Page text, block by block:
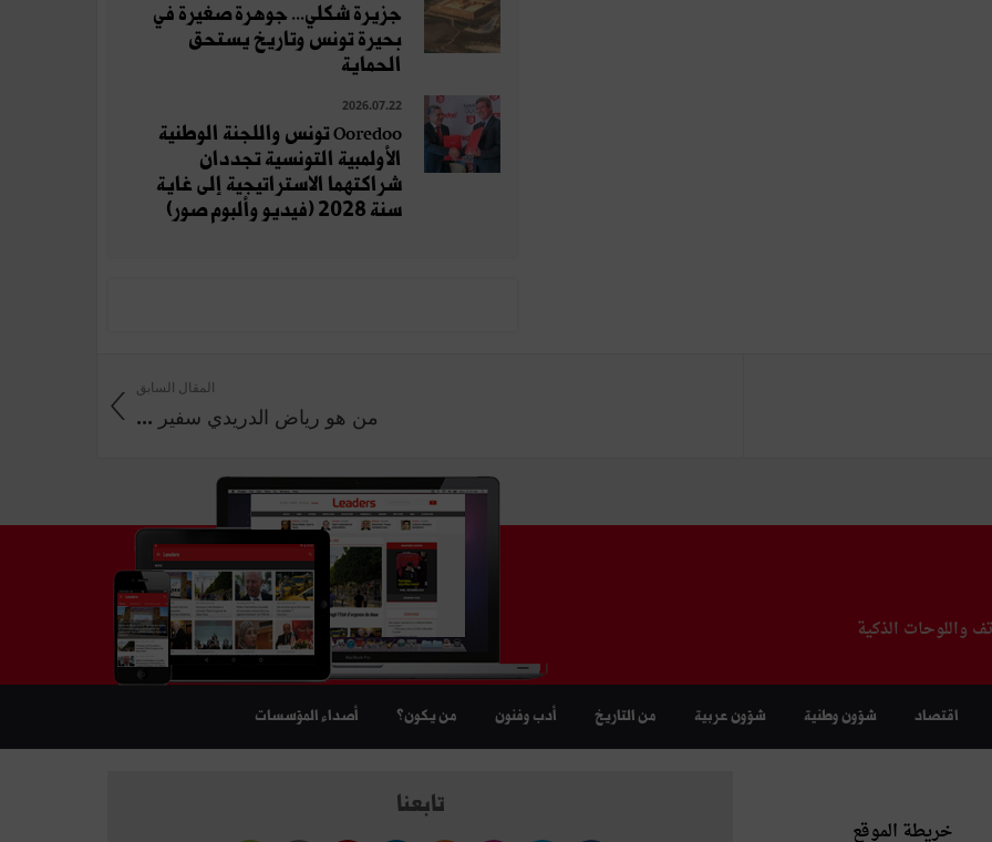
جزيرة شكلي... جوهرة صغيرة في
بحيرة تونس وتاريخ يستحق
الحماية
2026.07.22
Ooredoo تونس واللجنة الوطنية
الأولمبية التونسية تجددان
شراكتهما الاستراتيجية إلى غاية
سنة 2028 (فيديو وألبوم صور)
المقال السابق
من هو رياض الدريدي سفير ...
واللوحات الذكية
اقتصاد شؤون وطنية شؤون عربية من التاريخ أدب وفنون من يكون؟ أصداء المؤسسات
خريطة الموقع
تابعنا